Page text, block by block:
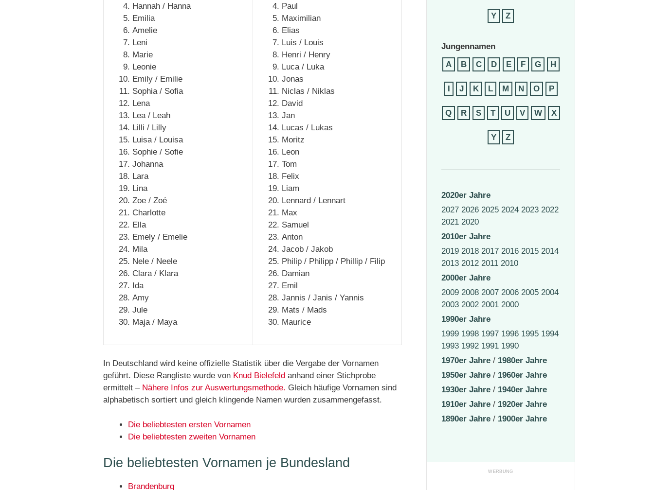
Hannah / Hanna
Emilia
Amelie
Leni
Marie
Leonie
Emily / Emilie
Sophia / Sofia
Lena
Lea / Leah
Lilli / Lilly
Luisa / Louisa
Sophie / Sofie
Johanna
Lara
Lina
Zoe / Zoé
Charlotte
Ella
Emely / Emelie
Mila
Nele / Neele
Clara / Klara
Ida
Amy
Jule
Maja / Maya
Paul
Maximilian
Elias
Luis / Louis
Henri / Henry
Luca / Luka
Jonas
Niclas / Niklas
David
Jan
Lucas / Lukas
Moritz
Leon
Tom
Felix
Liam
Lennard / Lennart
Max
Samuel
Anton
Jacob / Jakob
Philip / Philipp / Phillip / Filip
Damian
Emil
Jannis / Janis / Yannis
Mats / Mads
Maurice
In Deutschland wird keine offizielle Statistik über die Vergabe der Vornamen
geführt. Diese Rangliste wurde von Knud Bielefeld anhand einer Stichprobe
ermittelt – Nähere Infos zur Auswertungsmethode. Gleich häufige Vornamen sind
alphabetisch sortiert und gleich klingende Namen wurden zusammengefasst.
Die beliebtesten ersten Vornamen
Die beliebtesten zweiten Vornamen
Die beliebtesten Vornamen je Bundesland
Brandenburg
Y Z
Jungennamen
A
B C D E F G H
I J K L M N O P
Q R S T U V W X
Y Z
2020er Jahre
2027 2026 2025 2024 2023 2022
2021 2020
2010er Jahre
2019 2018 2017 2016 2015 2014
2013 2012 2011 2010
2000er Jahre
2009 2008 2007 2006 2005 2004
2003 2002 2001 2000
1990er Jahre
1999 1998 1997 1996 1995 1994
1993 1992 1991 1990
1970er Jahre / 1980er Jahre
1950er Jahre / 1960er Jahre
1930er Jahre / 1940er Jahre
1910er Jahre / 1920er Jahre
1890er Jahre / 1900er Jahre